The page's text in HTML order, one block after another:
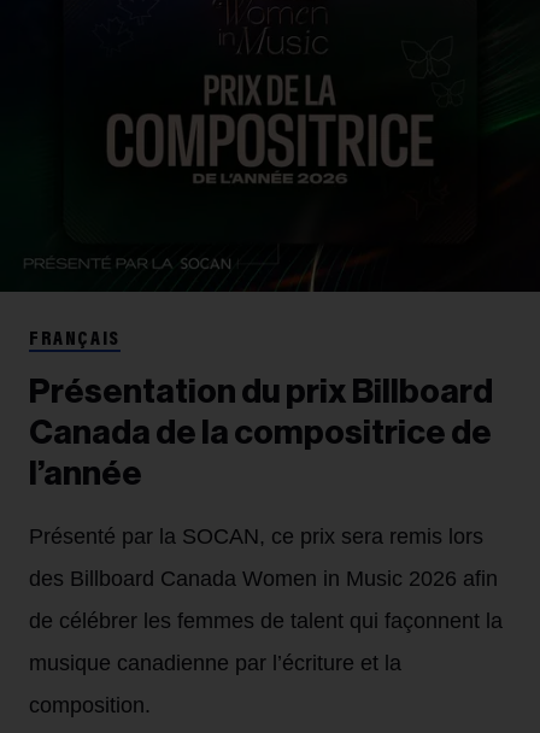
FRANÇAIS
Présentation du prix Billboard
Canada de la compositrice de
l’année
Présenté par la SOCAN, ce prix sera remis lors
des Billboard Canada Women in Music 2026 afin
de célébrer les femmes de talent qui façonnent la
musique canadienne par l’écriture et la
composition.